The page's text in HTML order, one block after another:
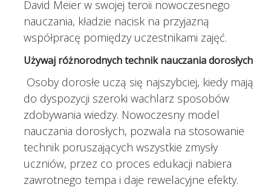
David Meier w swojej teroii nowoczesnego
nauczania, kładzie nacisk na przyjazną
współpracę pomiędzy uczestnikami zajęć.
Używaj różnorodnych technik nauczania dorosłych
Osoby dorosłe uczą się najszybciej, kiedy mają
do dyspozycji szeroki wachlarz sposobów
zdobywania wiedzy. Nowoczesny model
nauczania dorosłych, pozwala na stosowanie
technik poruszających wszystkie zmysły
uczniów, przez co proces edukacji nabiera
zawrotnego tempa i daje rewelacyjne efekty.